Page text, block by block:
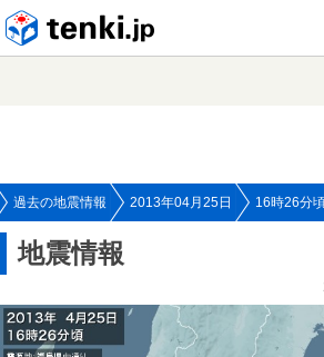
過去の地震情報 2013年04月25日 16時26分
地震情報